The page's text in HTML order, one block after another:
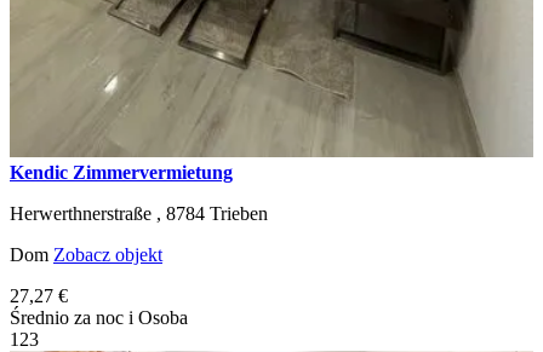
Kendic Zimmervermietung
Herwerthnerstraße , 8784 Trieben
Dom Zobacz objekt
27,27 €
Średnio za noc i Osoba
1 23